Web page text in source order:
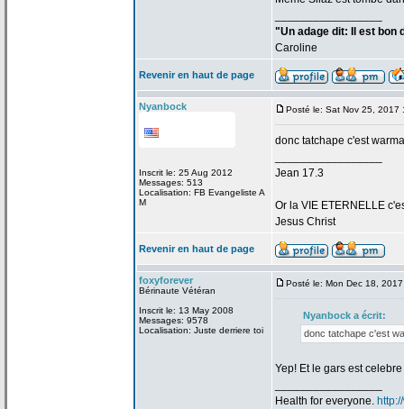
"Un adage dit: Il est bon
Caroline
Revenir en haut de page
Nyanbock
Inscrit le: 25 Aug 2012
Messages: 513
Localisation: FB Evangeliste A
M
Posté le: Sat Nov 25, 2017
donc tatchape c'est
Jean 17.3
Or la VIE ETERNELLE
Jesus Christ
Revenir en haut de page
foxyforever
Bérinaute Vétéran
Inscrit le: 13 May 2008
Messages: 9578
Localisation: Juste derriere toi
Posté le: Mon Dec 18,
Nyanbock a écrit:
donc tatchape c'est
Yep! Et le gars est
Health for everyone.